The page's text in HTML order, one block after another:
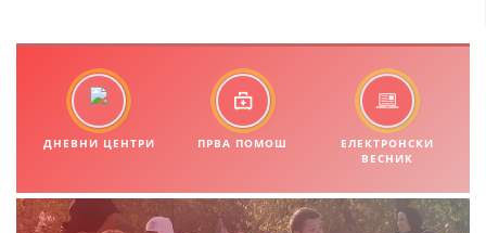
ИСТРАЖУВАЊЕ НА ЈАВНО МИСЛЕЊЕ
МЕЃУНАРОДНА СОРАБОТКА
ЗНАЧЕЊЕ НА СЛУЖБАТА ЗА БАРАЊЕ
ДНЕВНИ ЦЕНТРИ ПРВА ПОМОШ
ЕЛЕКТРОНСКИ
ВЕСНИК